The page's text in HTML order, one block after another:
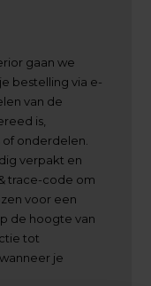
gaan we
bestelling via e-
van de
is,
onderdelen.
verpakt en
trace-code om
voor een
de hoogte van
tot
je